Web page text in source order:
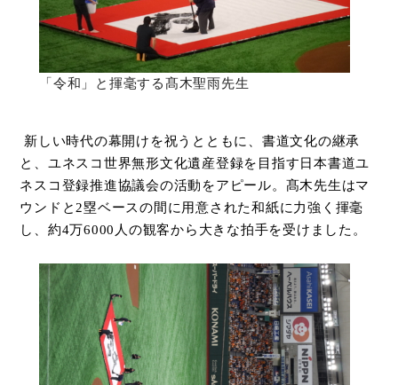
「令和」と揮毫する髙木聖雨先生
新しい時代の幕開けを祝うとともに、書道文化の継承
と、ユネスコ世界無形文化遺産登録を目指す日本書道ユ
ネスコ登録推進協議会の活動をアピール。髙木先生はマ
ウンドと2塁ベースの間に用意された和紙に力強く揮毫
し、約4万6000人の観客から大きな拍手を受けました。